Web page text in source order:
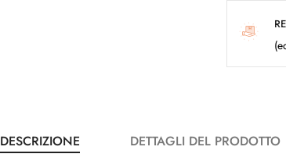
DESCRIZIONE DETTAGLI DEL PRODOTTO